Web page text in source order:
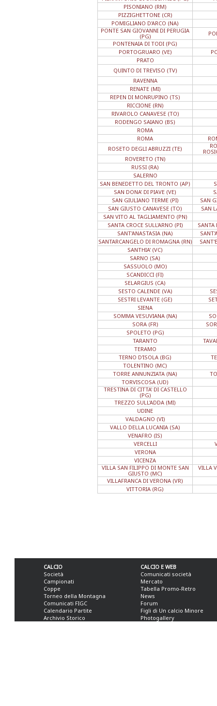
PISONIANO (RM)
PIZZIGHETTONE (CR)
POMIGLIANO D'ARCO (NA)
PONTE SAN GIOVANNI DI PERUGIA
(PG)
PONTENAIA DI TODI (PG)
PORTOGRUARO (VE)
PRATO
QUINTO DI TREVISO (TV)
RAVENNA
RENATE (MI)
REPEN DI MONRUPINO (TS)
RICCIONE (RN)
RIVAROLO CANAVESE (TO)
RODENGO SAIANO (BS)
ROMA
ROMA
ROSETO DEGLI ABRUZZI (TE)
ROVERETO (TN)
RUSSI (RA)
SALERNO
SAN BENEDETTO DEL TRONTO (AP)
SAN DONA' DI PIAVE (VE)
SAN GIULIANO TERME (PI)
SAN
SAN GIUSTO CANAVESE (TO)
SAN
SAN VITO AL TAGLIAMENTO (PN)
SANTA CROCE SULL'ARNO (PI)
SANTA
SANT'ANASTASIA (NA)
SANTARCANGELO DI ROMAGNA (RN)
SANTHIA' (VC)
SARNO (SA)
SASSUOLO (MO)
SCANDICCI (FI)
SELARGIUS (CA)
SESTO CALENDE (VA)
SESTRI LEVANTE (GE)
SIENA
SOMMA VESUVIANA (NA)
SORA (FR)
SPOLETO (PG)
TARANTO
TERAMO
TERNO D'ISOLA (BG)
TOLENTINO (MC)
TORRE ANNUNZIATA (NA)
TORVISCOSA (UD)
TRESTINA DI CITTA' DI CASTELLO
(PG)
TREZZO SULL'ADDA (MI)
UDINE
VALDAGNO (VI)
VALLO DELLA LUCANIA (SA)
VENAFRO (IS)
VERCELLI
VERONA
VICENZA
VILLA SAN FILIPPO DI MONTE SAN
GIUSTO (MC)
VILLA
VILLAFRANCA DI VERONA (VR)
VITTORIA (RG)
CALCIO
Società
Campionati
Coppe
Torneo della Montagna
Comunicati FIGC
Calendario Partite
Archivio Storico
CALCIO E WEB
Comunicati società
Mercato
Tabella Promo-Retro
News
Forum
Figli di Un calcio Minore
Photogallery